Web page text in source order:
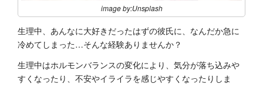
image by:Unsplash
生理中、あんなに大好きだったはずの彼氏に、なんだか急に
冷めてしまった…そんな経験ありませんか？
生理中はホルモンバランスの変化により、気分が落ち込みや
すくなったり、不安やイライラを感じやすくなったりしま